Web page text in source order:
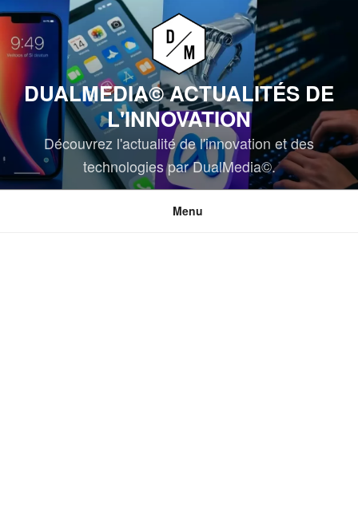
Aller
au
contenu
DUALMEDIA© ACTUALITÉS DE
L'INNOVATION
Découvrez l'actualité de l'innovation et des
technologies par DualMedia©.
Menu